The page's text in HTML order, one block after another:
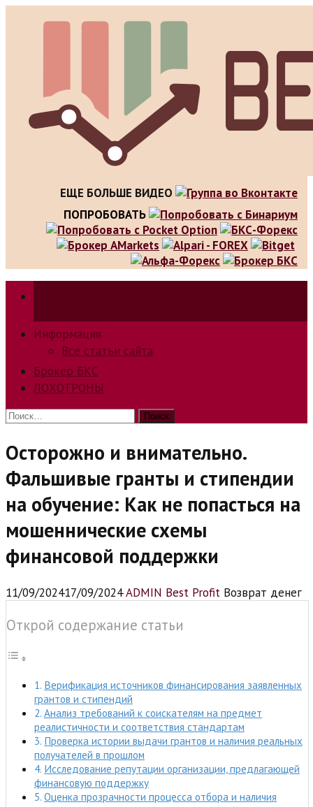
ЕЩЕ БОЛЬШЕ ВИДЕО
ПОПРОБОВАТЬ
Информация
Все статьи сайта
Брокер БКС
ЛОХОТРОНЫ
Найти:
Осторожно и внимательно.
Фальшивые гранты и стипендии
на обучение: Как не попасться на
мошеннические схемы
финансовой поддержки
11/09/202417/09/2024ADMIN Best Profit Возврат денег
Открой содержание статьи
Верификация источников финансирования заявленных
грантов и стипендий
Анализ требований к соискателям на предмет
реалистичности и соответствия стандартам
Проверка истории выдачи грантов и наличия реальных
получателей в прошлом
Исследование репутации организации, предлагающей
финансовую поддержку
Оценка прозрачности процесса отбора и наличия